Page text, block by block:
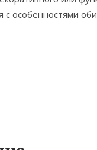
особенностями